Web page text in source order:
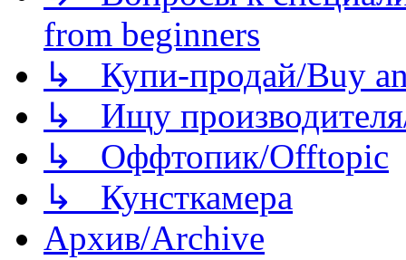
from beginners
↳ Купи-продай/Buy
↳ Ищу
↳ Оффтопик/Offtopic
↳ Кунсткамера
Архив/Archive